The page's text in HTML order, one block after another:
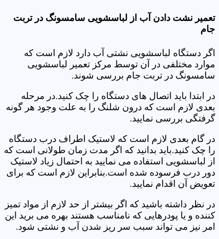
تعمیر نشت دادن آب از لباسشویی سامسونگ در تربت
جام
اگر دستگاه لباسشویی نشتی آب دارد لازم است که
موارد مختلفی در آن توسط مرکز تعمیر لباسشویی
سامسونگ در تربت جام بررسی شوند.
در ابتدا باید اتصال های دستگاه را چک کنید.در مرحله
بعدی لازم است که درون شلنگ را به علت وجود هر گونه
گرفتگی بررسی نمایید.
در گام بعدی لازم است که لاستیک اطراف درب دستگاه
را چک کنید.باید بدانید که اگر مدت زمان طولانی است که
از لباسشویی استفاده می نمایید به احتمال زیاد لاستیک
دور درب فرسوده شده است.بنابراین لازم است که برای
تعویض آن اقدام نمایید.
در نظر داشته باشید که اگر بیشتر از حد لازم از مواد تمیز
کننده و یا پودرهایی که نامناسب هستند بهره می برید این
امر نیز می تواند سبب سر ریز شدن آب و نشتی شود.